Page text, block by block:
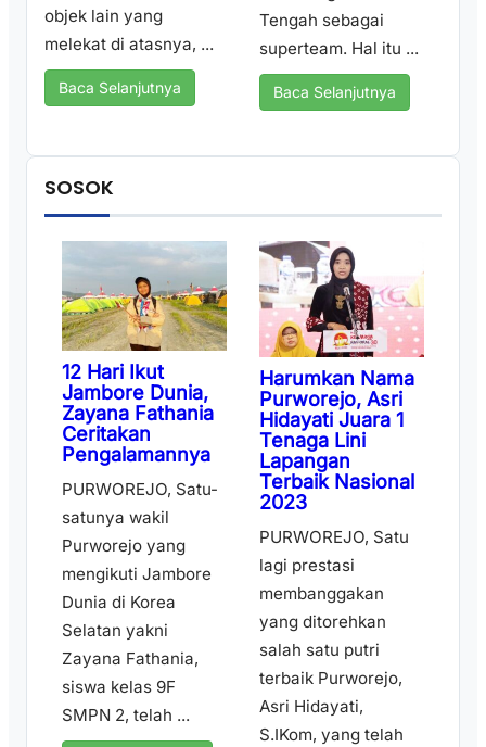
objek lain yang
melekat di atasnya, ...
Baca Selanjutnya
Tengah sebagai
superteam. Hal itu ...
Baca Selanjutnya
SOSOK
12 Hari Ikut
Jambore Dunia,
Zayana Fathania
Ceritakan
Pengalamannya
PURWOREJO, Satu-
satunya wakil
Purworejo yang
mengikuti Jambore
Dunia di Korea
Selatan yakni
Zayana Fathania,
siswa kelas 9F
SMPN 2, telah ...
Harumkan Nama
Purworejo, Asri
Hidayati Juara 1
Tenaga Lini
Lapangan
Terbaik Nasional
2023
PURWOREJO, Satu
lagi prestasi
membanggakan
yang ditorehkan
salah satu putri
terbaik Purworejo,
Asri Hidayati,
S.IKom, yang telah